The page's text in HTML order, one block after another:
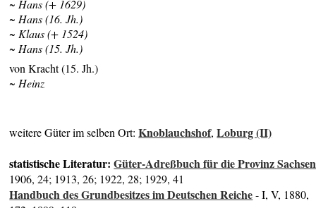
~ Hans (+ 1629)
~ Hans (16. Jh.)
~ Klaus (+ 1524)
~ Hans (15. Jh.)
von Kracht (15. Jh.)
~ Heinz
weitere Güter im selben Ort:Knoblauchshof,Loburg (II)
statistische Literatur:Güter-Adreßbuch für die Provinz Sachsen
1906, 24; 1913, 26; 1922, 28; 1929, 41
Handbuch des Grundbesitzes im Deutschen Reiche- I, V, 1880,